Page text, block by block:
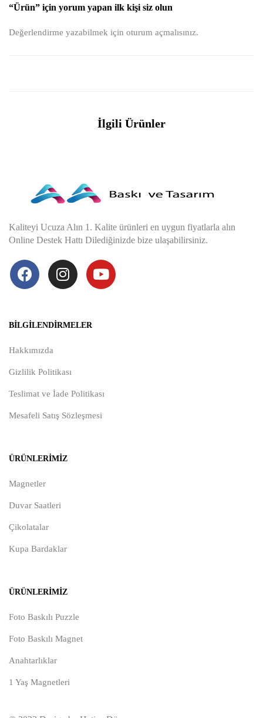
“Ürün” için yorum yapan ilk kişi siz olun
Değerlendirme yazabilmek için oturum açmalısınız.
İlgili Ürünler
Kaliteyi Ucuza Alın 1. Kalite ürünleri en uygun fiyatlarla alın
Online Destek Hattı Dilediğinizde bize ulaşabilirsiniz.
BILGILENDIRMELER
Hakkımızda
Gizlilik Politikası
Teslimat ve İade Politikası
Mesafeli Satış Sözleşmesi
ÜRÜNLERIMIZ
Magnetler
Duvar Saatleri
Çikolatalar
Kupa Bardaklar
ÜRÜNLERIMIZ
Foto Baskılı Puzzle
Foto Baskılı Magnet
Anahtarlıklar
1 Yaş Magnetleri